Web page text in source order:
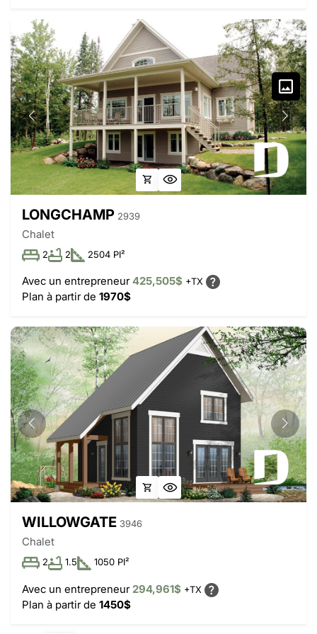
LONGCHAMP 2939
Chalet
2 2 2504 PI²
Avec un entrepreneur425,505$ +TX
Plan à partir de 1970$
WILLOWGATE 3946
Chalet
2 1.5 1050 PI²
Avec un entrepreneur 294,961$ +TX
Plan à partir de 1450$